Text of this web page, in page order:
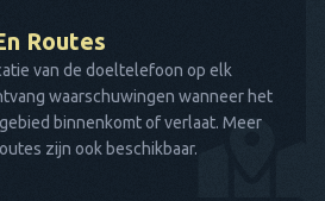
Routes
van de doeltelefoon op elk
waarschuwingen wanneer het
binnenkomt of verlaat. Meer
zijn ook beschikbaar.